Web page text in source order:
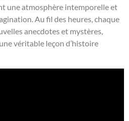
une atmosphère intemporelle et
Au fil des heures, chaque
anecdotes et mystères,
véritable leçon d’histoire